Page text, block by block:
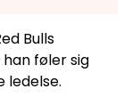
Bulls
føler sig